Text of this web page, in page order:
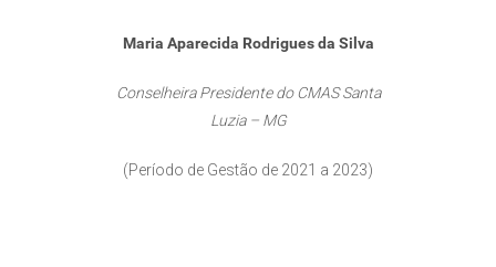
Maria Aparecida Rodrigues da Silva
Conselheira Presidente do CMAS Santa
Luzia – MG
(Período de Gestão de 2021 a 2023)